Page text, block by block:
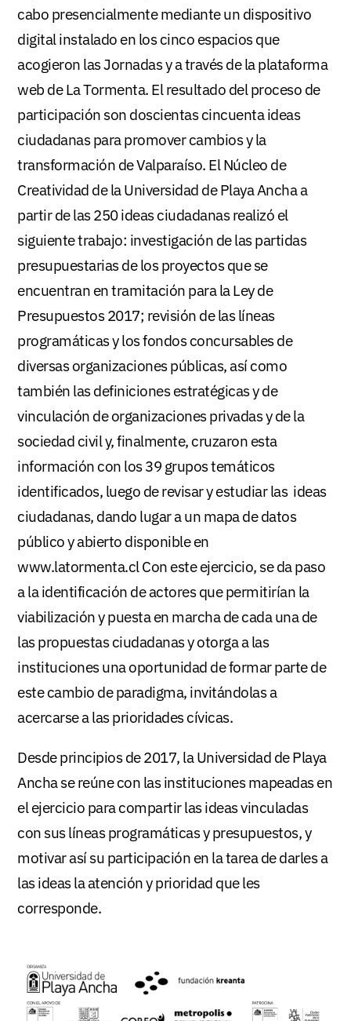
cabo presencialmente mediante un dispositivo
digital instalado en los cinco espacios que
acogieron las Jornadas y a través de la plataforma
web de La Tormenta. El resultado del proceso de
participación son doscientas cincuenta ideas
ciudadanas para promover cambios y la
transformación de Valparaíso. El Núcleo de
Creatividad de la Universidad de Playa Ancha a
partir de las 250 ideas ciudadanas realizó el
siguiente trabajo: investigación de las partidas
presupuestarias de los proyectos que se
encuentran en tramitación para la Ley de
Presupuestos 2017; revisión de las líneas
programáticas y los fondos concursables de
diversas organizaciones públicas, así como
también las definiciones estratégicas y de
vinculación de organizaciones privadas y de la
sociedad civil y, finalmente, cruzaron esta
información con los 39 grupos temáticos
identificados, luego de revisar y estudiar las ideas
ciudadanas, dando lugar a un mapa de datos
público y abierto disponible en
www.latormenta.cl Con este ejercicio, se da paso
a la identificación de actores que permitirían la
viabilización y puesta en marcha de cada una de
las propuestas ciudadanas y otorga a las
instituciones una oportunidad de formar parte de
este cambio de paradigma, invitándolas a
acercarse a las prioridades cívicas.
Desde principios de 2017, la Universidad de Playa
Ancha se reúne con las instituciones mapeadas en
el ejercicio para compartir las ideas vinculadas
con sus líneas programáticas y presupuestos, y
motivar así su participación en la tarea de darles a
las ideas la atención y prioridad que les
corresponde.